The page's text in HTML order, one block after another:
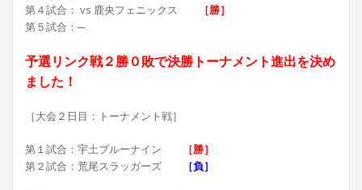
第４試合： vs 鹿央フェニックス
［勝］
第５試合：─
予選リンク戦２勝０敗で決勝トーナメント進出を決め
ました！
［大会２日目：トーナメント戦］
第１試合：宇土ブルーナイン
［勝］
第２試合：荒尾スラッガーズ
［負］